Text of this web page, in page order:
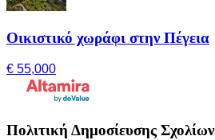
Οικιστικό χωράφι στην Πέγεια
€ 55,000
Πολιτική Δημοσίευσης Σχολίων